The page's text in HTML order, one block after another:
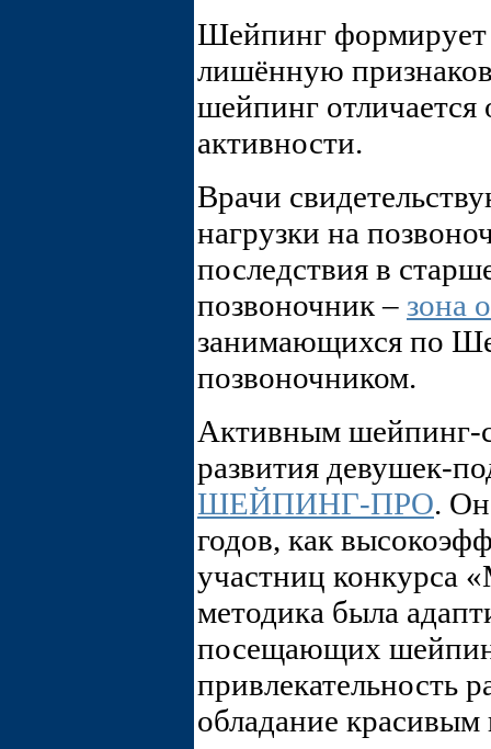
Шейпинг формирует
лишённую
шейпинг отличается
активности.
Врачи
нагрузки на
последствия в
позвоночник – зона
занимающихся по
позвоночником.
Активным шейпинг-
развития девушек-
ШЕЙПИНГ-ПРО.
годов, как
участниц конкурса
методика была
посещающих
привлекательность
обладание